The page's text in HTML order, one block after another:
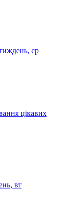
ср
цікавих
вт